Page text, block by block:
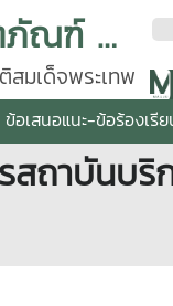
สถาบันบริการตรวจสอบคุณภาพและมาตรฐานผลิตภัณฑ์ มหาวิทยาลัยแม่โจ้
มเด็จพระเทพ
ข้อเสนอแนะ-ข้อร้องเรี
สถาบันบริ